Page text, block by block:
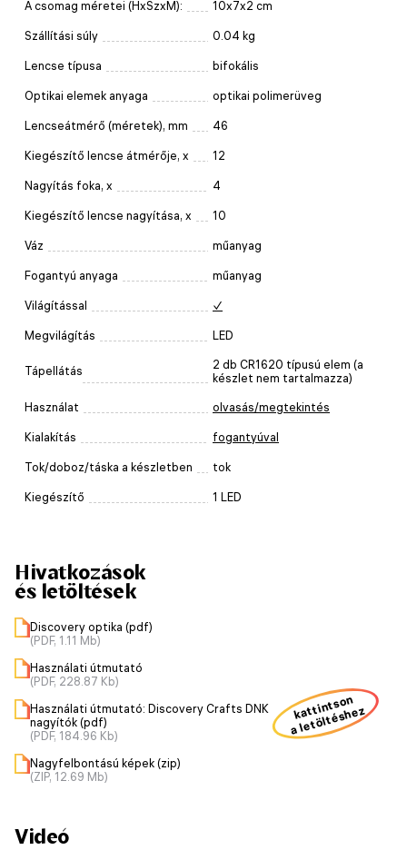
A csomag méretei (HxSzxM): 10x7x2 cm
Szállítási súly 0.04 kg
Lencse típusa bifokális
Optikai elemek anyaga optikai polimerüveg
Lencseátmérő (méretek), mm 46
Kiegészítő lencse átmérője, x 12
Nagyítás foka, x 4
Kiegészítő lencse nagyítása, x 10
Váz műanyag
Fogantyú anyaga műanyag
Világítással ✓
Megvilágítás LED
Tápellátás
2 db CR1620 típusú elem (a
készlet nem tartalmazza)
Használat olvasás/megtekintés
Kialakítás fogantyúval
Tok/doboz/táska a készletben tok
Kiegészítő 1 LED
Hivatkozások
és letöltések
Discovery optika (pdf)
(PDF, 1.11 Mb)
Használati útmutató
(PDF, 228.87 Kb)
Használati útmutató: Discovery Crafts DNK
nagyítók (pdf)
(PDF, 184.96 Kb)
Nagyfelbontású képek (zip)
(ZIP, 12.69 Mb)
kattintson
a letöltéshez
Videó